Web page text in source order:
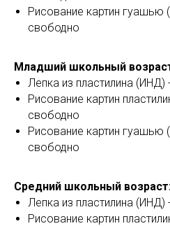
Рисование картин гуашью
свободно
Младший школьный
Лепка из пластилина
Рисование картин
свободно
Рисование картин гуашью
свободно
Средний школьный
Лепка из пластилина
Рисование картин